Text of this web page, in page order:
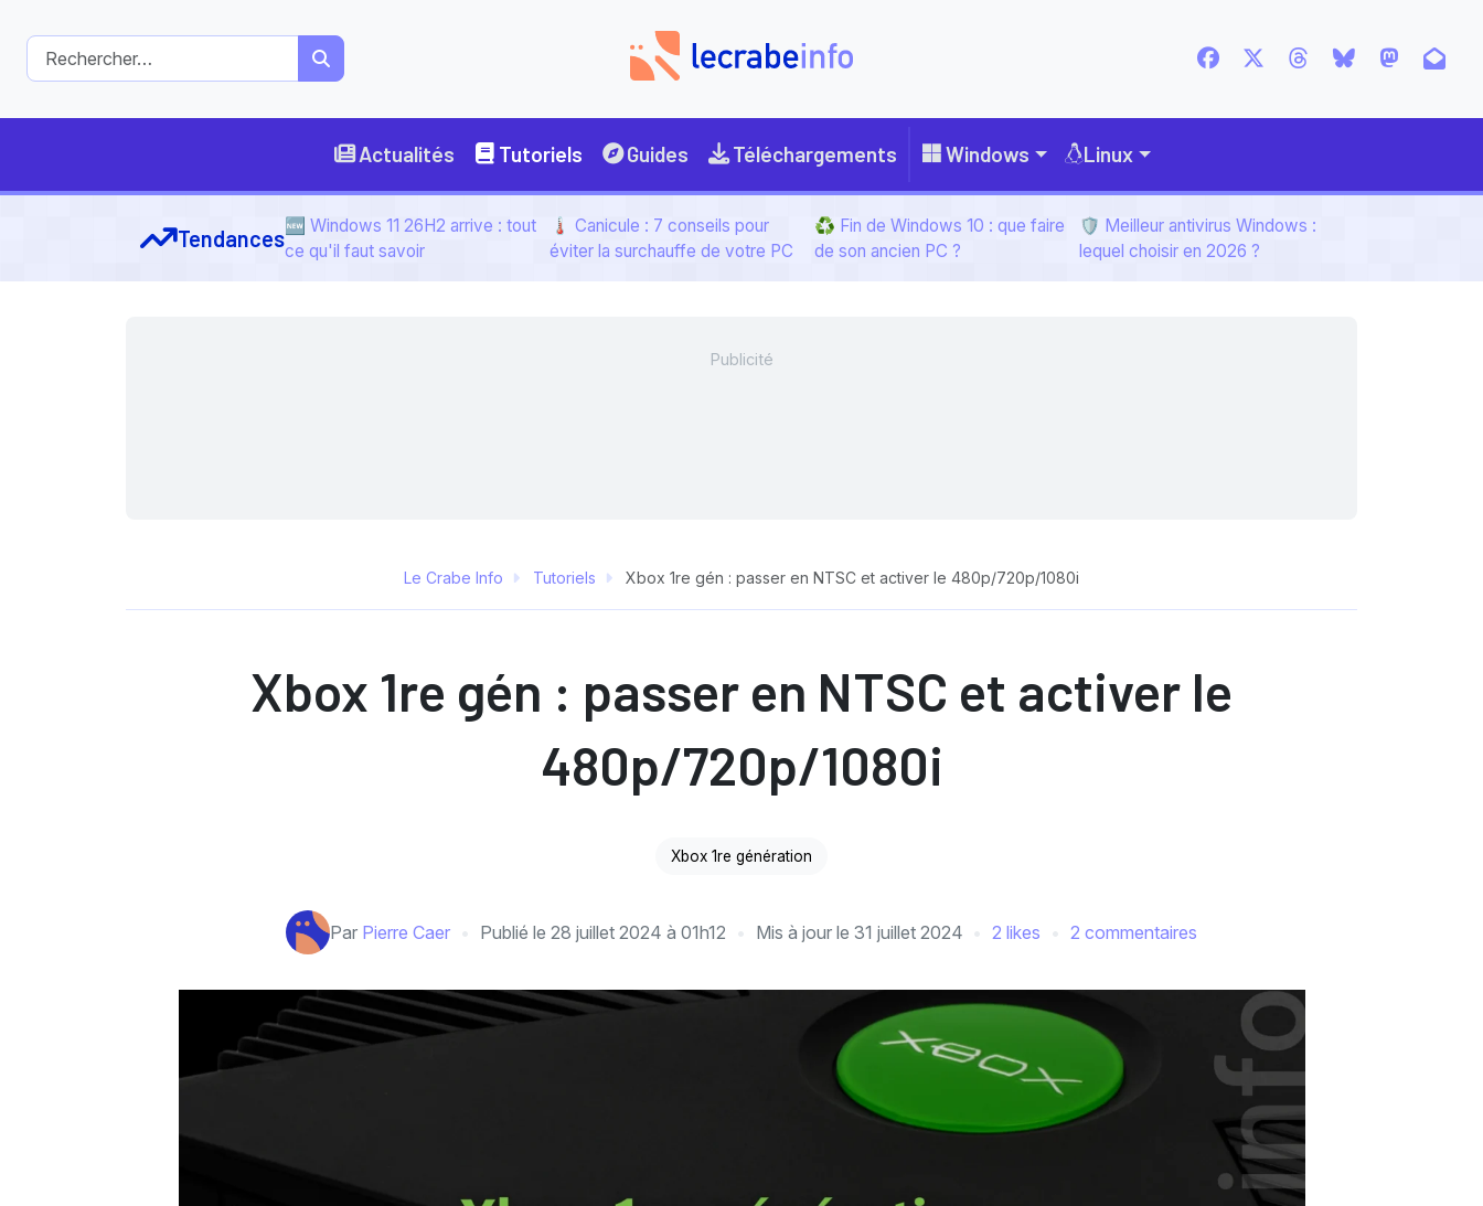
Actualités Tutoriels Guides Téléchargements Windows Linux
Tendances🆕 Windows 11 26H2 arrive : tout
ce qu'il faut savoir
🌡️ Canicule : 7 conseils pour
éviter la surchauffe de votre PC
♻️ Fin de Windows 10 : que faire
de son ancien PC ?
🛡️ Meilleur antivirus Windows :
lequel choisir en 2026 ?
Le Crabe Info Tutoriels Xbox 1re gén : passer en NTSC et activer le 480p/720p/1080i
Xbox 1re gén : passer en NTSC et activer le
480p/720p/1080i
Xbox 1re génération
Par Pierre Caer Publié le 28 juillet 2024 à 01h12 Mis à jour le 31 juillet 2024 2 likes 2 commentaires